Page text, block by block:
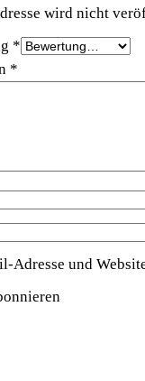
wird nicht
*
*
Adresse und